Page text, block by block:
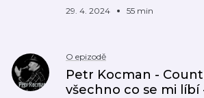
29. 4. 2024 55 min
O epizodě
Petr Kocman -
všechno co se mi líbí